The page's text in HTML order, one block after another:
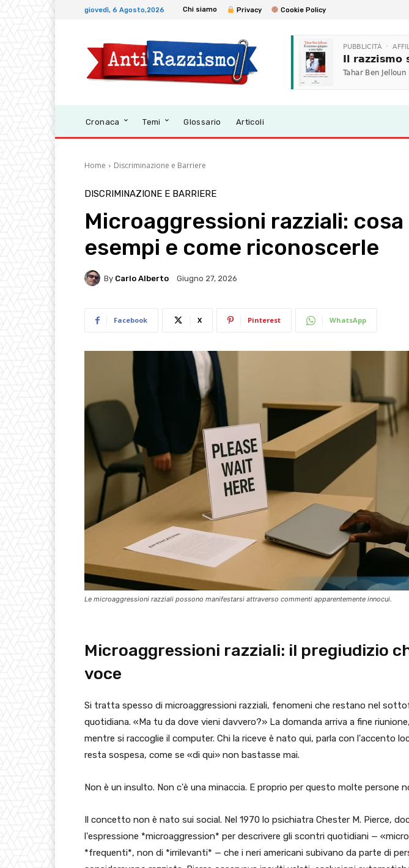
giovedì, 6 Agosto,2026 Chi siamo Privacy Cookie Policy
Cronaca Temi Glossario Articoli
Home Discriminazione e Barriere
DISCRIMINAZIONE E BARRIERE
Microaggressioni razziali: cosa
esempi e come riconoscerle
By Carlo Alberto Giugno 27, 2026
Facebook X Pinterest WhatsApp
Le microaggressioni razziali possono manifestarsi attraverso commenti apparentemente innocui.
Microaggressioni razziali: il pregiudizio
voce
Si tratta spesso di microaggressioni razziali, fenomeni che restano nel
quotidiana. «Ma tu da dove vieni davvero?» La domanda arriva a fine
mentre si raccoglie il computer. Chi la riceve è nato qui, parla con l'accento
resta sospesa, come se «di qui» non bastasse mai.
Non è un insulto. Non c'è una minaccia. E proprio per questo molte persone
Il concetto non è nato sui social. Nel 1970 lo psichiatra Chester M. Pierce,
l'espressione *microaggression* per descrivere gli scontri quotidiani —
*frequenti*, non di *irrilevanti* — che i neri americani subivano da parte di